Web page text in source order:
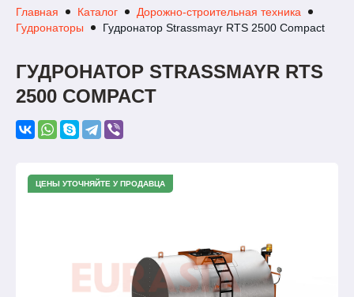
Главная Каталог
Дорожно-строительная техника
Гудронаторы
Гудронатор Strassmayr RTS 2500 Compact
ГУДРОНАТОР STRASSMAYR RTS
2500 COMPACT
ЦЕНЫ УТОЧНЯЙТЕ У ПРОДАВЦА